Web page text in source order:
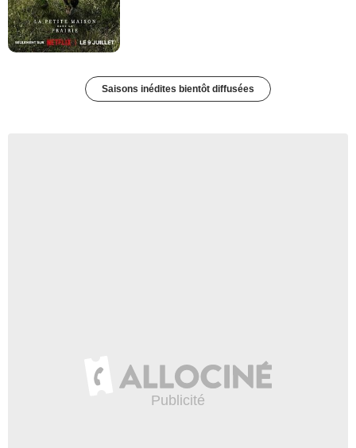
Saisons inédites bientôt diffusées